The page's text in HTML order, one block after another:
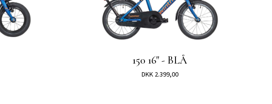
150 16" - BLÅ
DKK 2.399,00